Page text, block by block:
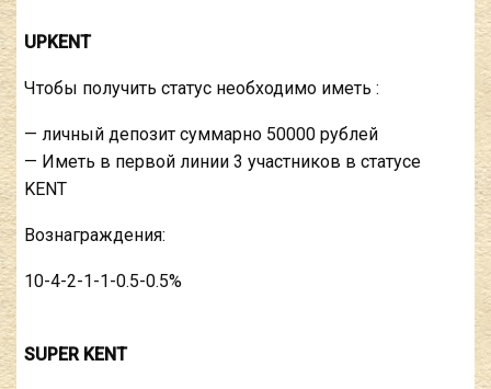
UPKENT
Чтобы получить статус необходимо иметь :
— личный депозит суммарно 50000 рублей
— Иметь в первой линии 3 участников в статусе
KENT
Вознаграждения:
10-4-2-1-1-0.5-0.5%
SUPER KENT